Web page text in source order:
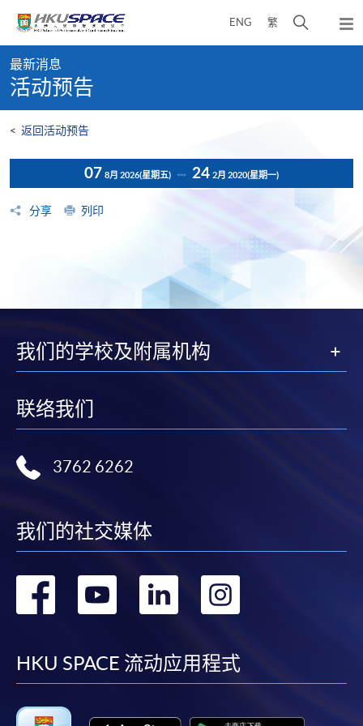
content
ENG 繁
开
弹
出
content
start
最新消息
活动预告
< 返回活动预告
07 8月 2026(星期五) 24 2月 2020(星期一)
分享 列印
我们的学校及附属机构
联络我们
3762 6262
我们的社交媒体
转
facebook
转
youtube
转
linkedin
转
HKU SPACE 流动应用程式